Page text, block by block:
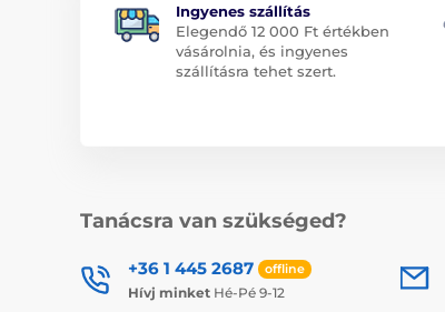
Ingyenes szállítás
Elegendő 12 000 Ft értékben
vásárolnia, és ingyenes
szállításra tehet szert.
Tanácsra van szükséged?
+36 1 445 2687 offline
Hívj minket Hé-Pé 9-12